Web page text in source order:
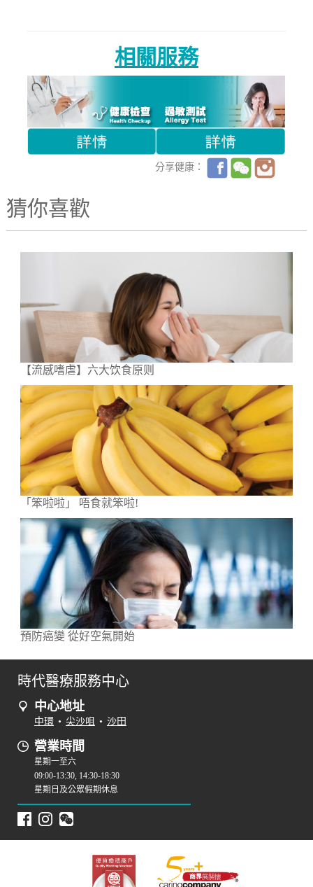
相關服務
分享健康：
猜你喜歡
【流感嗜虐】六大饮食原则
「笨啦啦」 唔食就笨啦!
預防癌變 從好空氣開始
時代醫療服務中心
中心地址
中環 • 尖沙咀 • 沙田
營業時間
星期一至六
09:00-13:30, 14:30-18:30
星期日及公眾假期休息